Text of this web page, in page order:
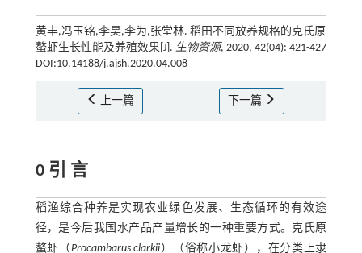
黄丰,冯玉铭,李昊,李为,张堂林. 稻田不同放养规格的克氏原
螯虾生长性能及养殖效果[J]. 生物资源, 2020, 42(04): 421-427
DOI:10.14188/j.ajsh.2020.04.008
上一篇 下一篇
0 引 言
稻渔综合种养是实现农业绿色发展、生态循环的有效途
径，是今后我国水产品产量增长的一种重要方式。克氏原
螯虾（Procambarus clarkii）（俗称小龙虾），在分类上隶